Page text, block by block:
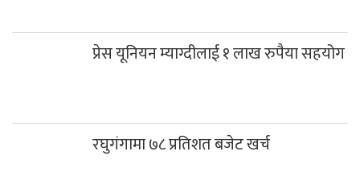
प्रेस यूनियन म्याग्दीलाई १ लाख रुपैया सहयोग
रघुगंगामा ७८ प्रतिशत बजेट खर्च